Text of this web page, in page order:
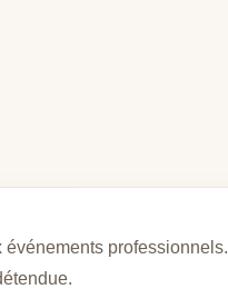
professionnels.